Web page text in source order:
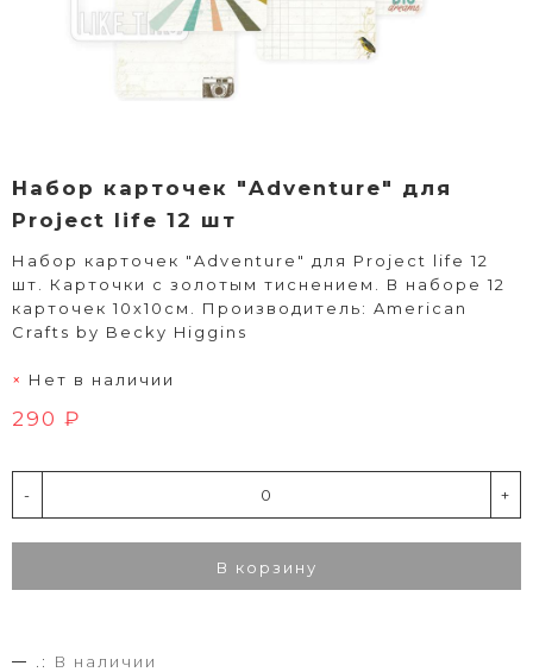
Набор карточек "Adventure" для
Project life 12 шт
Набор карточек "Adventure" для Project life 12
шт. Карточки с золотым тиснением. В наборе 12
карточек 10х10см. Производитель: American
Crafts by Becky Higgins
Нет в наличии
290 ₽
- +
В корзину
.:
В наличии